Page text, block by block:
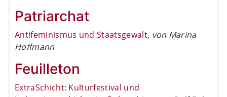
Patriarchat
Antifeminismus und Staatsgewalt, von Marina
Hoffmann
Feuilleton
ExtraSchicht: Kulturfestival und